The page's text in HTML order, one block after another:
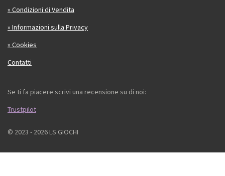
» Condizioni di Vendita
» Informazioni sulla Privacy
» Cookies
Contatti
Se ti fa piacere scrivi una recensione su di noi:
Trustpilot
© 2023 - 2026 LS GIOCHI